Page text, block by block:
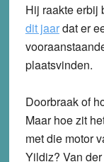
Hij raakte erbij
dit jaardat er
plaatsvinden.
Doorbraak of
Maar hoe zit
met die motor
Yildiz? Van der